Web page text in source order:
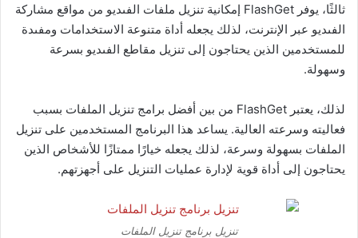
ثالثًا، يوفر FlashGet إمكانية تنزيل ملفات الفىديو من مواقع مشاركة
الفىديو عبر الإنترنت، لذلك يجعله أداة متنوعة الاستخدامات ومفىدة
للمستخدمين الذين يحتاجون إلى تنزيل مقاطع الفىديو بسرعة
وسهولة.
لذلك، يعتبر FlashGet من بين أفضل برامج تنزيل الملفات بسبب
فعاليته وسرعته العالية. يساعد هذا البرنامج المستخدمين على تنزيل
الملفات بسهولة وسرعة، لذلك يجعله خيارًا ممتازًا للأشخاص الذين
يحتاجون إلى أداة قوية لإدارة عمليات التنزيل على أجهزتهم.
تنزيل برنامج تنزيل الملفات